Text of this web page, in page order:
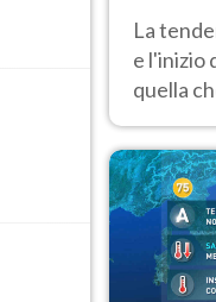
pausa.
La
e l'inizio
quella